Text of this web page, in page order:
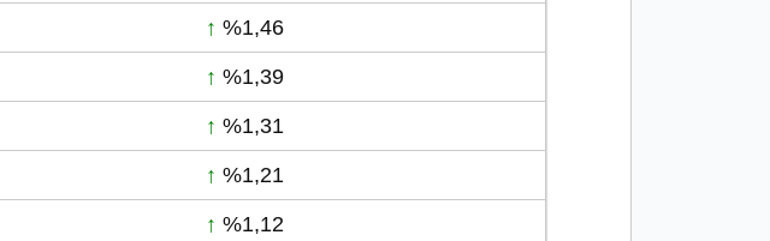
↑ %1,46
↑ %1,39
↑ %1,31
↑ %1,21
↑ %1,12